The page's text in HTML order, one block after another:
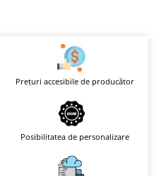
Prețuri accesibile de producător
Posibilitatea de personalizare